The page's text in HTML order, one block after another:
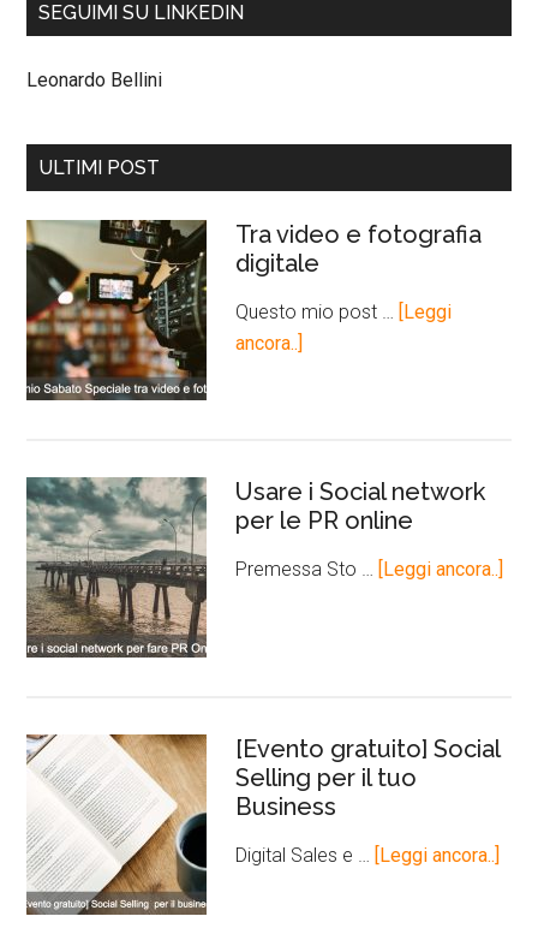
SEGUIMI SU LINKEDIN
Leonardo Bellini
ULTIMI POST
Tra video e fotografia
digitale
Questo mio post …
[Leggi
ancora..]
Usare i Social network
per le PR online
Premessa Sto … [Leggi ancora..]
[Evento gratuito] Social
Selling per il tuo
Business
Digital Sales e … [Leggi ancora..]